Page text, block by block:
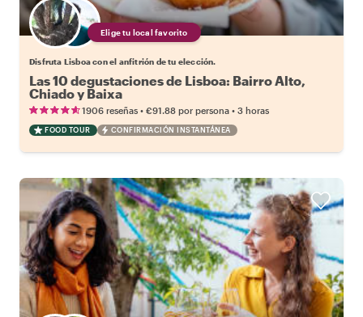
Elige tu local favorito
Disfruta Lisboa con el anfitrión de tu elección.
Las 10 degustaciones de Lisboa: Bairro Alto,
Chiado y Baixa
1906 reseñas • €91.88 por persona • 3 horas
FOOD TOUR CONFIRMACIÓN INSTANTÁNEA